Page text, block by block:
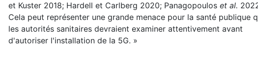
et Kuster 2018; Hardell et Carlberg 2020; Panagopoulos et al.
Cela peut représenter une grande menace pour la santé publique
les autorités sanitaires devraient examiner attentivement avant
d'autoriser l'installation de la 5G. »